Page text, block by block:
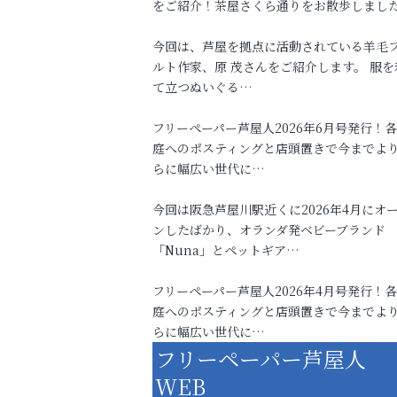
をご紹介！茶屋さくら通りをお散歩しまし
今回は、芦屋を拠点に活動されている羊毛
ルト作家、原 茂さんをご紹介します。 服を
て立つぬいぐる…
フリーペーパー芦屋人2026年6月号発行！
庭へのポスティングと店頭置きで今までよ
らに幅広い世代に…
今回は阪急芦屋川駅近くに2026年4月にオ
ンしたばかり、オランダ発ベビーブランド
「Nuna」とペットギア…
フリーペーパー芦屋人2026年4月号発行！
庭へのポスティングと店頭置きで今までよ
らに幅広い世代に…
フリーペーパー芦屋人
WEB